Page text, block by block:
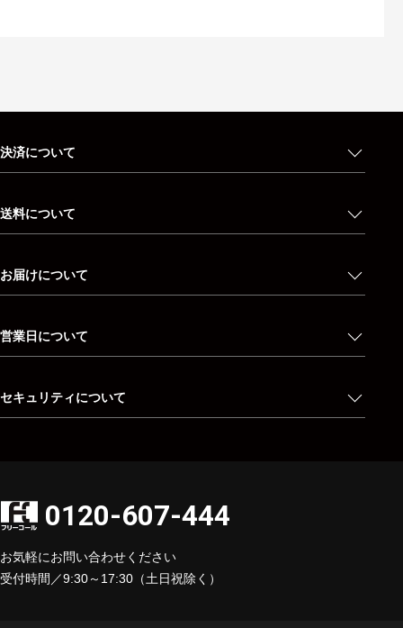
決済について
送料について
お届けについて
営業日について
セキュリティについて
0120-607-444
お気軽にお問い合わせください
受付時間／9:30～17:30（土日祝除く）